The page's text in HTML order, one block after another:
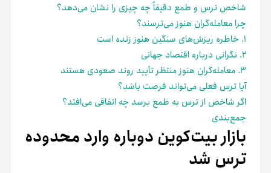
شاخص ترس و طمع دقیقاً چه چیزی را نشان می‌دهد؟
چرا معامله‌گران هنوز می‌ترسند؟
۱. خاطره ریزش‌های سنگین هنوز زنده است
۲. نگرانی درباره اقتصاد جهانی
۳. معامله‌گران هنوز منتظر تأیید روند صعودی هستند
آیا ترس فعلی می‌تواند فرصت باشد؟
اگر شاخص از ترس به طمع برسد چه اتفاقی می‌افتد؟
جمع‌بندی
بازار بیت‌کوین دوباره وارد محدوده
ترس شد